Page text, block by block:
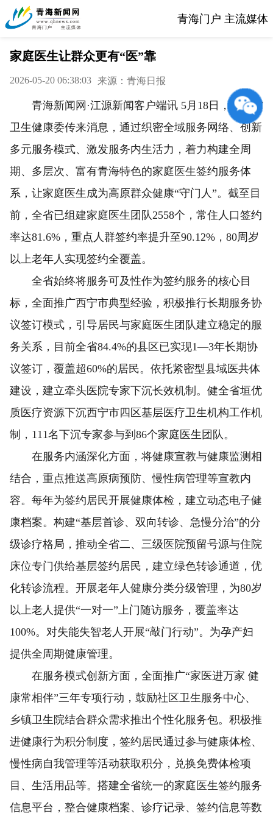
青海门户 主流媒体
家庭医生让群众更有“医”靠
2026-05-20 06:38:03 来源：青海日报
青海新闻网·江源新闻客户端讯 5月18日，青海省
卫生健康委传来消息，通过织密全域服务网络、创新
多元服务模式、激发服务内生活力，着力构建全周
期、多层次、富有青海特色的家庭医生签约服务体
系，让家庭医生成为高原群众健康“守门人”。截至目
前，全省已组建家庭医生团队2558个，常住人口签约
率达81.6%，重点人群签约率提升至90.12%，80周岁
以上老年人实现签约全覆盖。
全省始终将服务可及性作为签约服务的核心目
标，全面推广西宁市典型经验，积极推行长期服务协
议签订模式，引导居民与家庭医生团队建立稳定的服
务关系，目前全省84.4%的县区已实现1—3年长期协
议签订，覆盖超60%的居民。依托紧密型县域医共体
建设，建立牵头医院专家下沉长效机制。健全省垣优
质医疗资源下沉西宁市四区基层医疗卫生机构工作机
制，111名下沉专家参与到86个家庭医生团队。
在服务内涵深化方面，将健康宣教与健康监测相
结合，重点推送高原病预防、慢性病管理等宣教内
容。每年为签约居民开展健康体检，建立动态电子健
康档案。构建“基层首诊、双向转诊、急慢分治”的分
级诊疗格局，推动全省二、三级医院预留号源与住院
床位专门供给基层签约居民，建立绿色转诊通道，优
化转诊流程。开展老年人健康分类分级管理，为80岁
以上老人提供“一对一”上门随访服务，覆盖率达
100%。对失能失智老人开展“敲门行动”。为孕产妇
提供全周期健康管理。
在服务模式创新方面，全面推广“家医进万家 健
康常相伴”三年专项行动，鼓励社区卫生服务中心、
乡镇卫生院结合群众需求推出个性化服务包。积极推
进健康行为积分制度，签约居民通过参与健康体检、
慢性病自我管理等活动获取积分，兑换免费体检项
目、生活用品等。搭建全省统一的家庭医生签约服务
信息平台，整合健康档案、诊疗记录、签约信息等数